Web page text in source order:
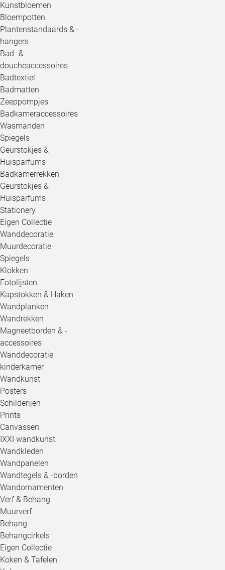
Kunstbloemen
Bloempotten
Plantenstandaards & -
hangers
Bad- &
doucheaccessoires
Badtextiel
Badmatten
Zeeppompjes
Badkameraccessoires
Wasmanden
Spiegels
Geurstokjes &
Huisparfums
Badkamerrekken
Geurstokjes &
Huisparfums
Stationery
Eigen Collectie
Wanddecoratie
Muurdecoratie
Spiegels
Klokken
Fotolijsten
Kapstokken & Haken
Wandplanken
Wandrekken
Magneetborden & -
accessoires
Wanddecoratie
kinderkamer
Wandkunst
Posters
Schilderijen
Prints
Canvassen
IXXI wandkunst
Wandkleden
Wandpanelen
Wandtegels & -borden
Wandornamenten
Verf & Behang
Muurverf
Behang
Behangcirkels
Eigen Collectie
Koken & Tafelen